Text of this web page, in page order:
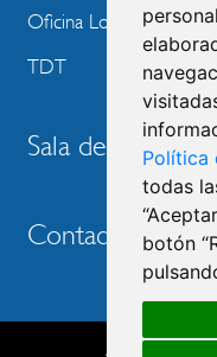
Política
todas
botón
Oficina Local de
TDT
Sala de prensa
Contacto
Accesibilidad